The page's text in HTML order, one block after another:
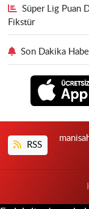
Süper Lig Puan
Fikstür
Son Dakika
RSS